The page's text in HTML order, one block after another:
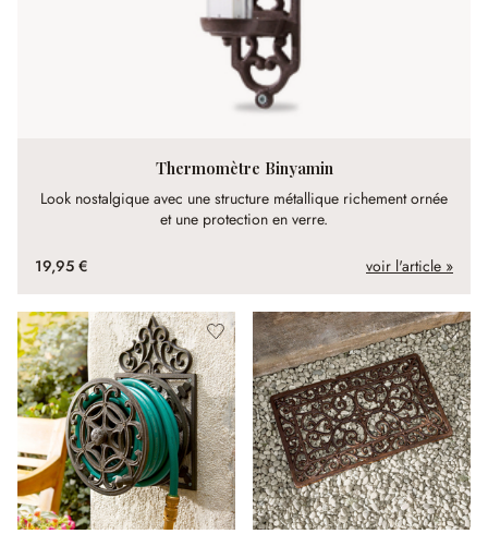
Thermomètre Binyamin
Look nostalgique avec une structure métallique richement ornée
et une protection en verre.
19,95 € voir l'article »